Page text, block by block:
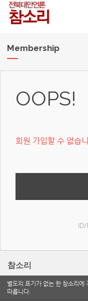
Membership
OOPS!
회원 가입할 수 없습
ID/
참소리
별도의 표기가 없는 한 참소리
따릅니다.